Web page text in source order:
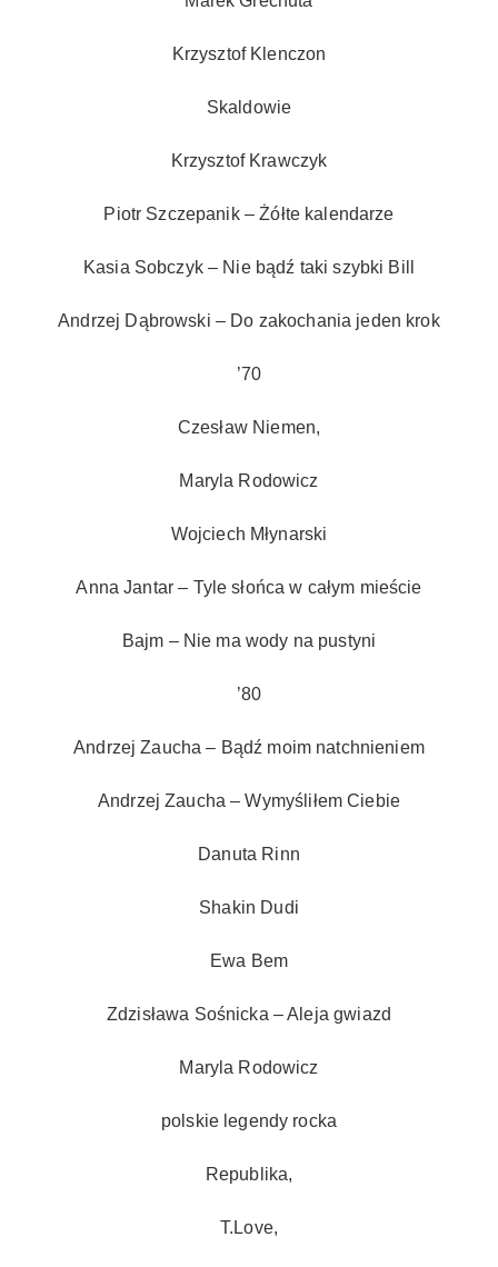
Krzysztof Klenczon
Skaldowie
Krzysztof Krawczyk
Piotr Szczepanik – Żółte kalendarze
Kasia Sobczyk – Nie bądź taki szybki Bill
Andrzej Dąbrowski – Do zakochania jeden krok
’70
Czesław Niemen,
Maryla Rodowicz
Wojciech Młynarski
Anna Jantar – Tyle słońca w całym mieście
Bajm – Nie ma wody na pustyni
’80
Andrzej Zaucha – Bądź moim natchnieniem
Andrzej Zaucha – Wymyśliłem Ciebie
Danuta Rinn
Shakin Dudi
Ewa Bem
Zdzisława Sośnicka – Aleja gwiazd
Maryla Rodowicz
polskie legendy rocka
Republika,
T.Love,